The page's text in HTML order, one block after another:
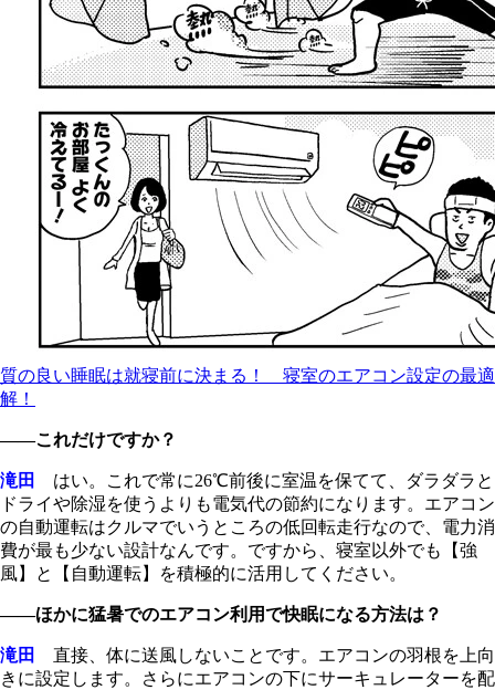
質の良い睡眠は就寝前に決まる！ 寝室のエアコン設定の最適
解！
――これだけですか？
滝田
はい。これで常に26℃前後に室温を保てて、ダラダラと
ドライや除湿を使うよりも電気代の節約になります。エアコン
の自動運転はクルマでいうところの低回転走行なので、電力消
費が最も少ない設計なんです。ですから、寝室以外でも【強
風】と【自動運転】を積極的に活用してください。
――ほかに猛暑でのエアコン利用で快眠になる方法は？
滝田
直接、体に送風しないことです。エアコンの羽根を上向
きに設定します。さらにエアコンの下にサーキュレーターを配